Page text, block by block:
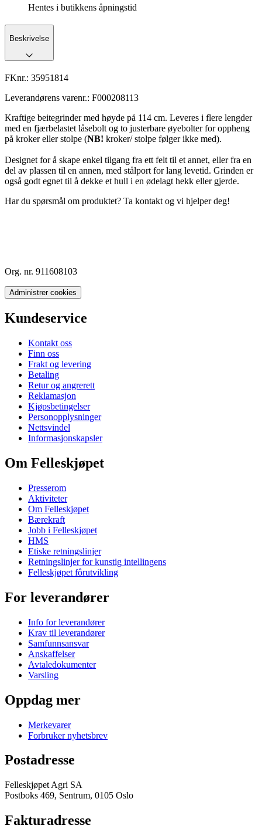
Hentes i butikkens åpningstid
Beskrivelse
FKnr.: 35951814
Leverandørens varenr.: F000208113
Kraftige beitegrinder med høyde på 114 cm. Leveres i flere lengder
med en fjærbelastet låsebolt og to justerbare øyebolter for oppheng
på kroker eller stolpe (NB! kroker/ stolpe følger ikke med).
Designet for å skape enkel tilgang fra ett felt til et annet, eller fra en
del av plassen til en annen, med stålport for lang levetid. Grinden er
også godt egnet til å dekke et hull i en ødelagt hekk eller gjerde.
Har du spørsmål om produktet? Ta kontakt og vi hjelper deg!
Org. nr. 911608103
Administrer cookies
Kundeservice
Kontakt oss
Finn oss
Frakt og levering
Betaling
Retur og angrerett
Reklamasjon
Kjøpsbetingelser
Personopplysninger
Nettsvindel
Informasjonskapsler
Om Felleskjøpet
Presserom
Aktiviteter
Om Felleskjøpet
Bærekraft
Jobb i Felleskjøpet
HMS
Etiske retningslinjer
Retningslinjer for kunstig intellingens
Felleskjøpet fôrutvikling
For leverandører
Info for leverandører
Krav til leverandører
Samfunnsansvar
Anskaffelser
Avtaledokumenter
Varsling
Oppdag mer
Merkevarer
Forbruker nyhetsbrev
Postadresse
Felleskjøpet Agri SA
Postboks 469, Sentrum, 0105 Oslo
Fakturadresse